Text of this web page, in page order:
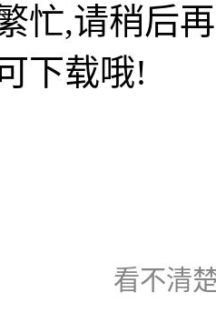
忙,请稍后
下载哦!
看不清